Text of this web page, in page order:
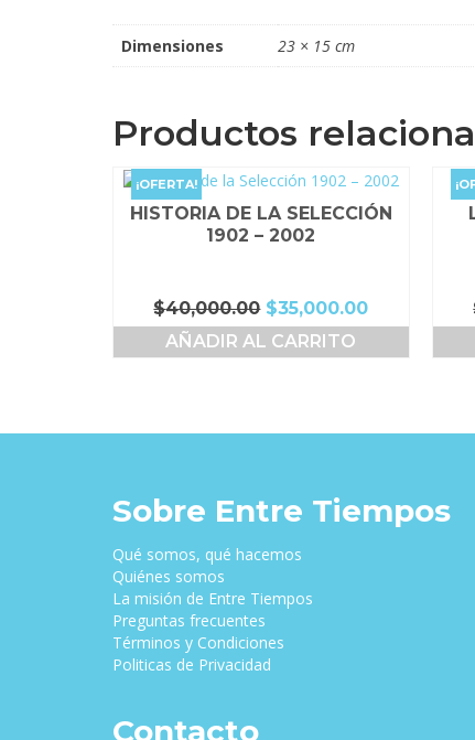
Dimensiones 23 × 15 cm
Productos
¡OFERTA!
HISTORIA DE LA SELECCIÓN
1902 – 2002
$40,000.00 El
precio
original
$35,000.00El
precio
AÑADIR AL CARRITO
Sobre Entre Tiempos
Qué somos, qué hacemos
Quiénes somos
La misión de Entre Tiempos
Preguntas frecuentes
Términos y Condiciones
Politicas de Privacidad
Contacto